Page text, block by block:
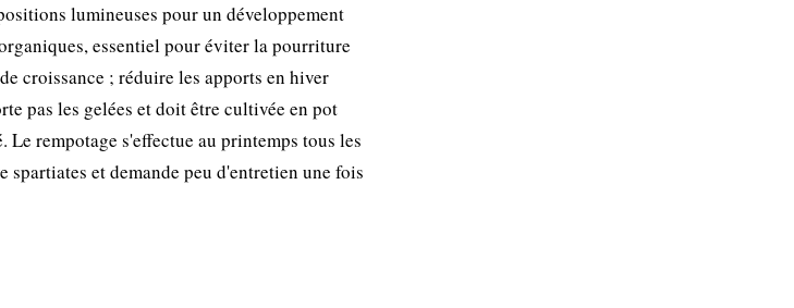
lumineuses pour un développement
essentiel pour éviter la pourriture
croissance ; réduire les apports en hiver
pas les gelées et doit être cultivée en pot
rempotage s'effectue au printemps tous les
et demande peu d'entretien une fois